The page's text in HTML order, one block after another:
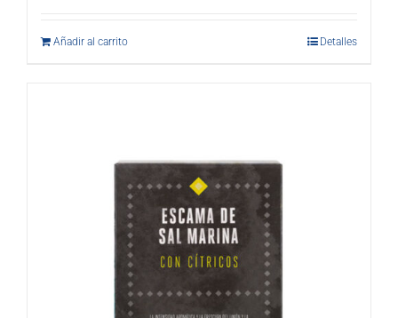
Añadir al carrito Detalles